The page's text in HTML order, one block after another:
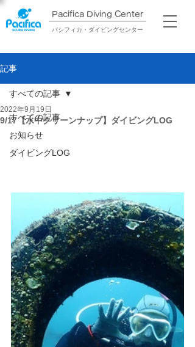
Pacifica Diving Center​
パシフィカ・ダイビングセンター
記事
すべての記事
お知らせ
ダイビングLOG
すべての記事
9/17【水中クリーンナップ】ダイビングLOG
2022年9月19日